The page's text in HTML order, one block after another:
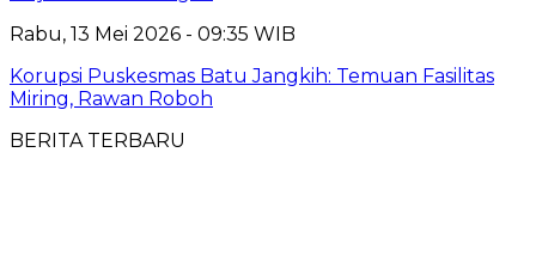
Rabu, 13 Mei 2026 - 09:35 WIB
Korupsi Puskesmas Batu Jangkih: Temuan Fasilitas
Miring, Rawan Roboh
BERITA TERBARU